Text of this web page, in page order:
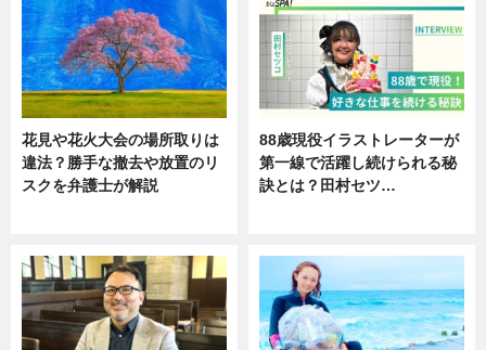
花見や花火大会の場所取りは
違法？勝手な撤去や放置のリ
スクを弁護士が解説
88歳現役イラストレーターが
第一線で活躍し続けられる秘
訣とは？田村セツ…